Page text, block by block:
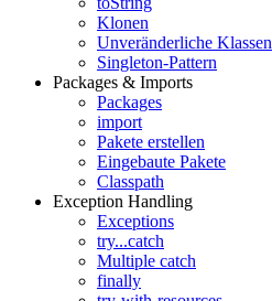
Klonen
Unveränderliche Klassen
Singleton-Pattern
Packages & Imports
Packages
import
Pakete erstellen
Eingebaute Pakete
Classpath
Exception Handling
Exceptions
try...catch
Multiple catch
finally